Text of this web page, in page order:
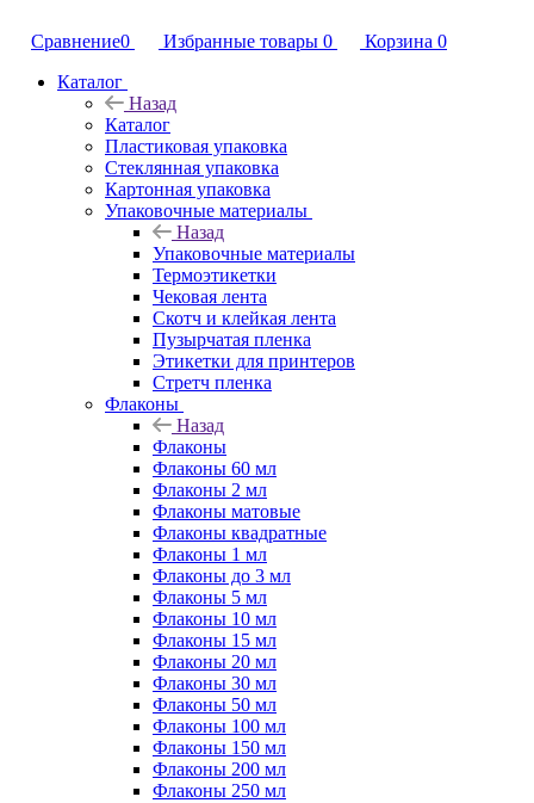
Сравнение0 Избранные товары 0 Корзина 0
Каталог
Назад
Каталог
Пластиковая упаковка
Стеклянная упаковка
Картонная упаковка
Упаковочные материалы
Назад
Упаковочные материалы
Термоэтикетки
Чековая лента
Скотч и клейкая лента
Пузырчатая пленка
Этикетки для принтеров
Стретч пленка
Флаконы
Назад
Флаконы
Флаконы 60 мл
Флаконы 2 мл
Флаконы матовые
Флаконы квадратные
Флаконы 1 мл
Флаконы до 3 мл
Флаконы 5 мл
Флаконы 10 мл
Флаконы 15 мл
Флаконы 20 мл
Флаконы 30 мл
Флаконы 50 мл
Флаконы 100 мл
Флаконы 150 мл
Флаконы 200 мл
Флаконы 250 мл